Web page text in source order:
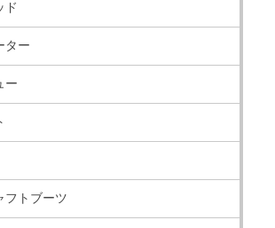
ド
ター
ー
フトブーツ